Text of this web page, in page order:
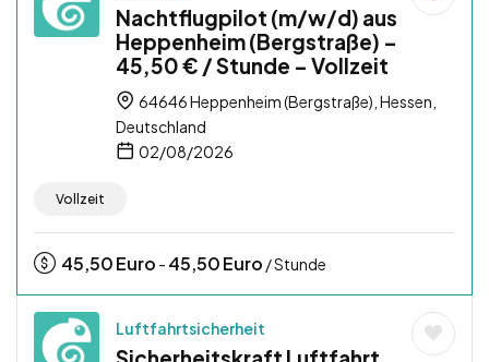
Nachtflugpilot (m/w/d) aus
Heppenheim (Bergstraße) –
45,50 € / Stunde – Vollzeit
64646 Heppenheim (Bergstraße), Hessen,
Deutschland
02/08/2026
Vollzeit
45,50Euro - 45,50Euro / Stunde
Luftfahrtsicherheit